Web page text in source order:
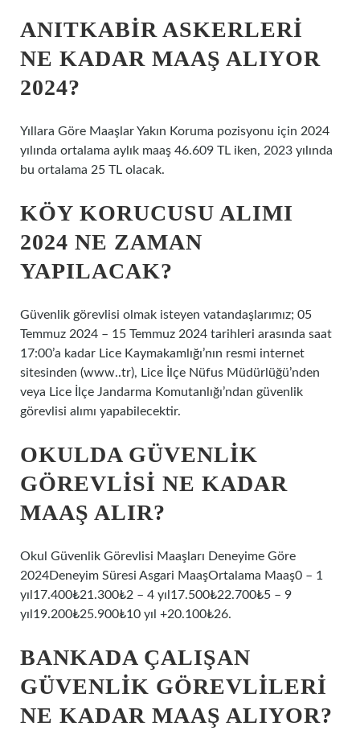
ANITKABIR ASKERLERI
NE KADAR MAAŞ ALIYOR
2024?
Yıllara Göre Maaşlar Yakın Koruma pozisyonu için 2024
yılında ortalama aylık maaş 46.609 TL iken, 2023 yılında
bu ortalama 25 TL olacak.
KÖY KORUCUSU ALIMI
2024 NE ZAMAN
YAPILACAK?
Güvenlik görevlisi olmak isteyen vatandaşlarımız; 05
Temmuz 2024 – 15 Temmuz 2024 tarihleri ​​arasında saat
17:00’a kadar Lice Kaymakamlığı’nın resmi internet
sitesinden (www..tr), Lice İlçe Nüfus Müdürlüğü’nden
veya Lice İlçe Jandarma Komutanlığı’ndan güvenlik
görevlisi alımı yapabilecektir.
OKULDA GÜVENLIK
GÖREVLISI NE KADAR
MAAŞ ALIR?
Okul Güvenlik Görevlisi Maaşları Deneyime Göre
2024Deneyim Süresi Asgari MaaşOrtalama Maaş0 – 1
yıl17.400₺21.300₺2 – 4 yıl17.500₺22.700₺5 – 9
yıl19.200₺25.900₺10 yıl +20.100₺26.
BANKADA ÇALIŞAN
GÜVENLIK GÖREVLILERI
NE KADAR MAAŞ ALIYOR?